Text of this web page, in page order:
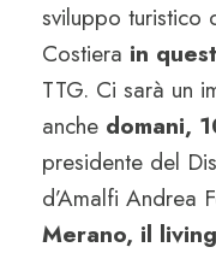
sviluppo turistico
Costiera in
TTG. Ci sarà un
anche domani,
presidente del
d’Amalfi Andrea
Merano, il